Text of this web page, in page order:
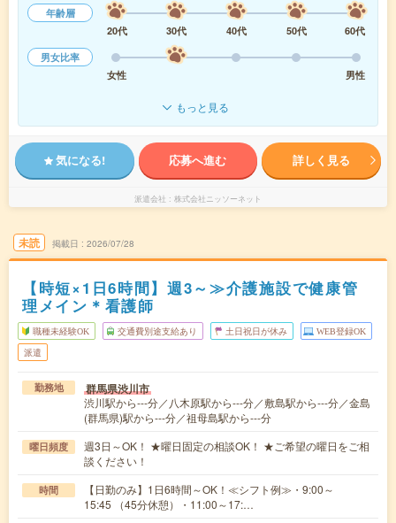
年齢層
20代
30代 40代 50代
60代
男女比率
女性
男性
もっと見る
気になる! 応募へ進む 詳しく見る
派遣会社 株式会社ニッソーネット
未読 掲載日 2026/07/28
【時短×1日6時間】週3～≫介護施設で健康管
理メイン＊看護師
職種未経験OK 交通費別途支給あり 土日祝日が休み WEB登録OK
派遣
勤務地 群馬県渋川市
渋川駅から---分／八木原駅から---分／敷島駅から---分／金島
(群馬県)駅から---分／祖母島駅から---分
曜日頻度
週3日～OK！ ★曜日固定の相談OK！ ★ご希望の曜日をご相
談ください！
時間
【日勤のみ】1日6時間～OK！≪シフト例≫・9:00～
15:45 （45分休憩）・11:00～17:…